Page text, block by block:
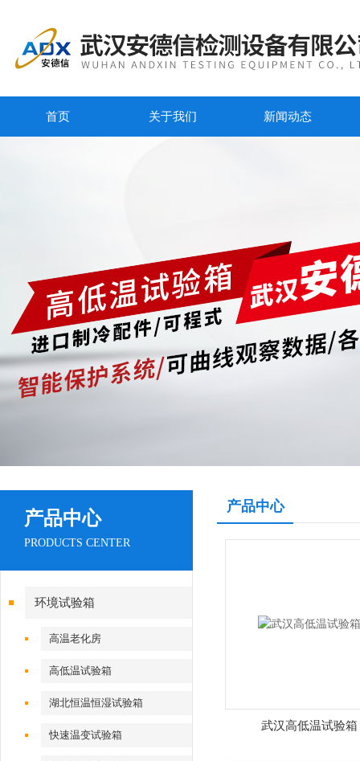
首页 关于我们 新闻动态
产品中心
PRODUCTS CENTER
环境试验箱
高温老化房
高低温试验箱
湖北恒温恒湿试验箱
快速温变试验箱
产品中心
武汉高低温试验箱